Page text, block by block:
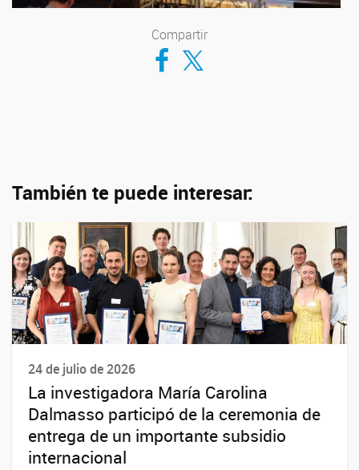
Compartir
Compartir en Facebook
Compartir en Twitter
También te puede interesar:
24 de julio de 2026
La investigadora María Carolina
Dalmasso participó de la ceremonia de
entrega de un importante subsidio
internacional